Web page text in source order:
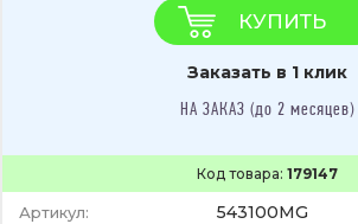
Код товара: 179147
Артикул: 543100MG
КУПИТЬ
Заказать в 1 клик
НА ЗАКАЗ (до 2 месяцев)